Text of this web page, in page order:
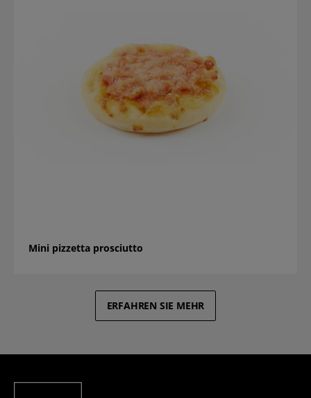
Mini pizzetta prosciutto
ERFAHREN SIE MEHR